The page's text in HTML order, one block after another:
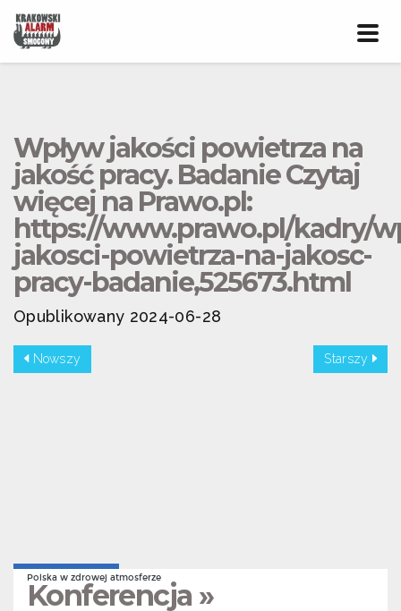
Wpływ jakości powietrza na
jakość pracy. Badanie Czytaj
więcej na Prawo.pl:
https://www.prawo.pl/kadry/
jakosci-powietrza-na-jakosc-
pracy-badanie,525673.html
Opublikowany 2024-06-28
Nowszy Starszy
Polska w zdrowej atmosferze
Konferencja »